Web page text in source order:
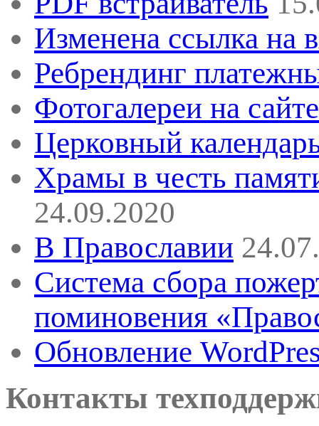
Изменена ссылка на
Ребрендинг
Фотогалереи на
Церковный
Храмы в честь
24.09.2020
В Православии
Система сбора
поминовения
Обновление
Контакты